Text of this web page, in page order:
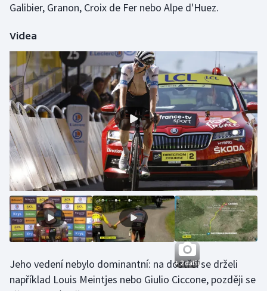
Motorsport
Olympijské hry
Parasport
Plavání
Plážový volejbal
Ragby
Rychlobruslení
Rychlostní kanoistika
Short track
Sportovní střelba
Galibier, Granon, Croix de Fer nebo Alpe d'Huez.
Videa
+ 2 další
Jeho vedení nebylo dominantní: na dostřel se drželi
například Louis Meintjes nebo Giulio Ciccone, později se